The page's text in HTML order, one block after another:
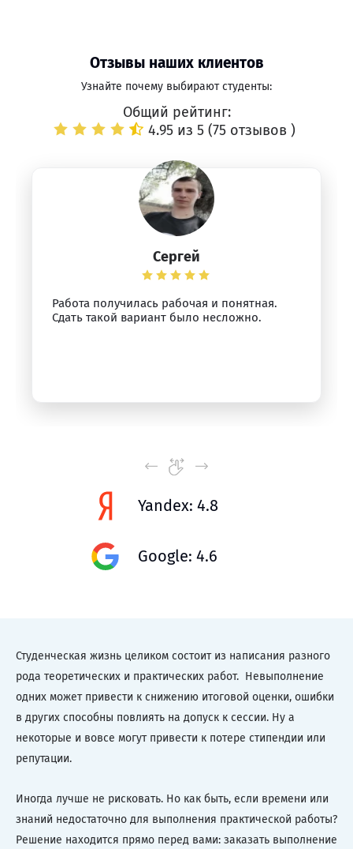
Отзывы наших клиентов
Узнайте почему выбирают студенты:
Общий рейтинг:
4.95 из 5 (75 отзывов )
Сергей
Работа получилась рабочая и понятная.
Сдать такой вариант было несложно.
Yandex: 4.8
Google: 4.6
Студенческая жизнь целиком состоит из написания разного
рода теоретических и практических работ. Невыполнение
одних может привести к снижению итоговой оценки, ошибки
в других способны повлиять на допуск к сессии. Ну а
некоторые и вовсе могут привести к потере стипендии или
репутации.
Иногда лучше не рисковать. Но как быть, если времени или
знаний недостаточно для выполнения практической работы?
Решение находится прямо перед вами: заказать выполнение